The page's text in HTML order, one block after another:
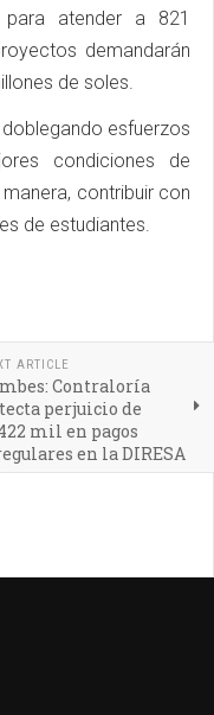
atender a 821
demandarán
de soles.
esfuerzos
condiciones de
contribuir con
de estudiantes.
ARTICLE
Contraloría
perjuicio de
mil en pagos
en la DIRESA